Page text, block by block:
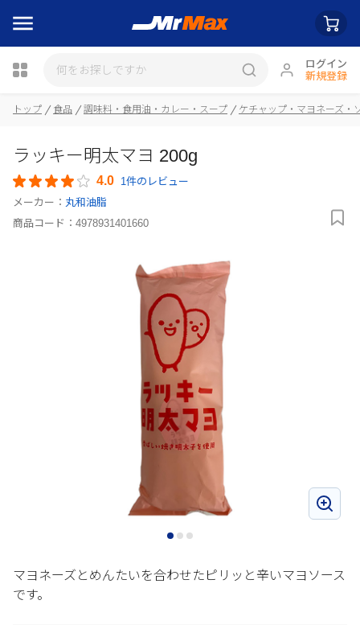
ログイン
新規登録
瓶詰
トップ 食品 調味料・食用油・カレー・スープ ケチャップ・マヨネーズ・
ラッキー明太マヨ 200g
4.0 1件のレビュー
メーカー： 丸和油脂
商品コード： 4978931401660
マヨネーズとめんたいを合わせたピリッと辛いマヨソース
です。